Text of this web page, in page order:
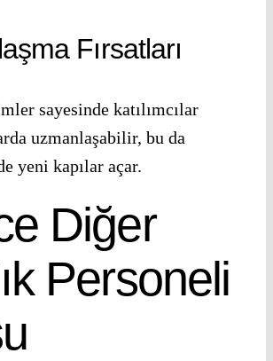
Fırsatları
sayesinde katılımcılar
uzmanlaşabilir, bu da
yeni kapılar açar.
Diğer
Personeli